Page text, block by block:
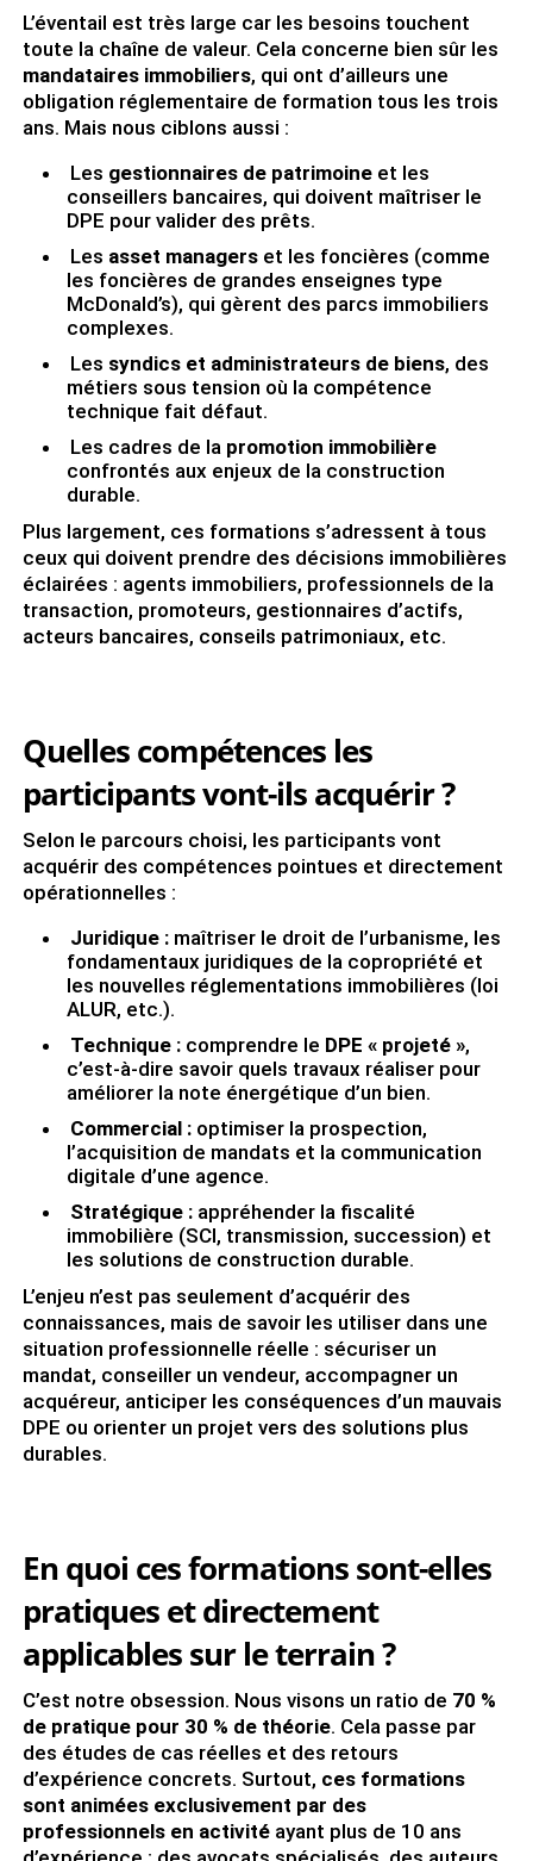
L’éventail est très large car les besoins touchent
toute la chaîne de valeur. Cela concerne bien sûr les
mandataires immobiliers, qui ont d’ailleurs une
obligation réglementaire de formation tous les trois
ans. Mais nous ciblons aussi :
Les gestionnaires de patrimoineet les
conseillers bancaires, qui doivent maîtriser le
DPE pour valider des prêts.
Les asset managerset les foncières (comme
les foncières de grandes enseignes type
McDonald’s), qui gèrent des parcs immobiliers
complexes.
Les syndics et administrateurs de biens, des
métiers sous tension où la compétence
technique fait défaut.
Les cadres de la promotion immobilière
confrontés aux enjeux de la construction
durable.
Plus largement, ces formations s’adressent à tous
ceux qui doivent prendre des décisions immobilières
éclairées : agents immobiliers, professionnels de la
transaction, promoteurs, gestionnaires d’actifs,
acteurs bancaires, conseils patrimoniaux, etc.
Quelles compétences les
participants vont-ils acquérir ?
Selon le parcours choisi, les participants vont
acquérir des compétences pointues et directement
opérationnelles :
Juridique :maîtriser le droit de l’urbanisme, les
fondamentaux juridiques de la copropriété et
les nouvelles réglementations immobilières (loi
ALUR, etc.).
Technique :comprendre le DPE « projeté »,
c’est-à-dire savoir quels travaux réaliser pour
améliorer la note énergétique d’un bien.
Commercial :optimiser la prospection,
l’acquisition de mandats et la communication
digitale d’une agence.
Stratégique :appréhender la fiscalité
immobilière (SCI, transmission, succession) et
les solutions de construction durable.
L’enjeu n’est pas seulement d’acquérir des
connaissances, mais de savoir les utiliser dans une
situation professionnelle réelle : sécuriser un
mandat, conseiller un vendeur, accompagner un
acquéreur, anticiper les conséquences d’un mauvais
DPE ou orienter un projet vers des solutions plus
durables.
En quoi ces formations sont-elles
pratiques et directement
applicables sur le terrain ?
C’est notre obsession. Nous visons un ratio de 70 %
de pratique pour 30 % de théorie. Cela passe par
des études de cas réelles et des retours
d’expérience concrets. Surtout, ces formations
sont animées exclusivement par des
professionnels en activitéayant plus de 10 ans